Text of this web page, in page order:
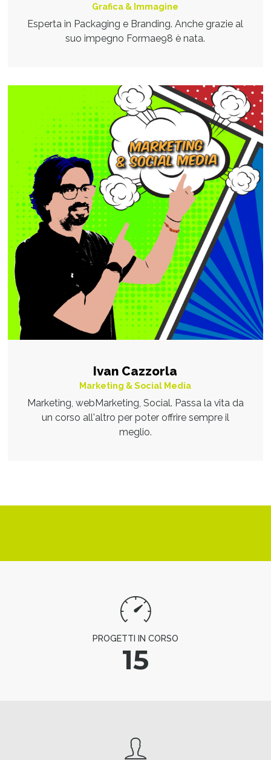
Grafica & Immagine
Esperta in Packaging e Branding. Anche grazie al
suo impegno Formae98 è nata.
Ivan Cazzorla
Marketing & Social Media
Marketing, webMarketing, Social. Passa la vita da
un corso all'altro per poter offrire sempre il
meglio.
PROGETTI IN CORSO
15